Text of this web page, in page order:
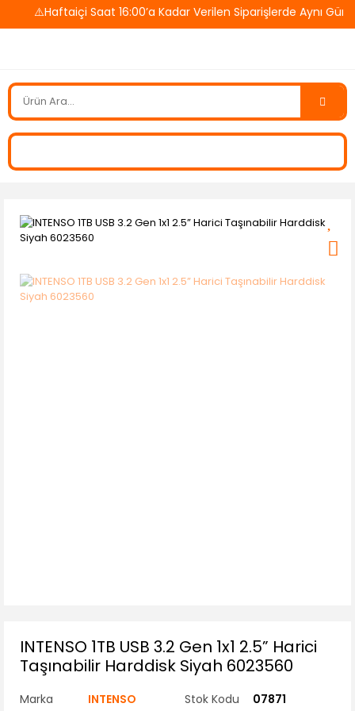
⚠️Haftaiçi Saat 16:00’a Kadar Verilen Siparişlerde Aynı Gün
INTENSO 1TB USB 3.2 Gen 1x1 2.5” Harici
Taşınabilir Harddisk Siyah 6023560
Marka INTENSO Stok Kodu 07871